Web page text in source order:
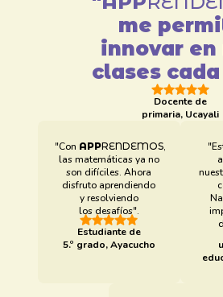
me
innovar en
clases
Docente de
primaria, Ucayali
"Con APPRENDEMOS,
las matemáticas ya no
son difíciles. Ahora
disfruto aprendiendo
y resolviendo
los desafíos".
Estudiante de
5.º grado, Ayacucho